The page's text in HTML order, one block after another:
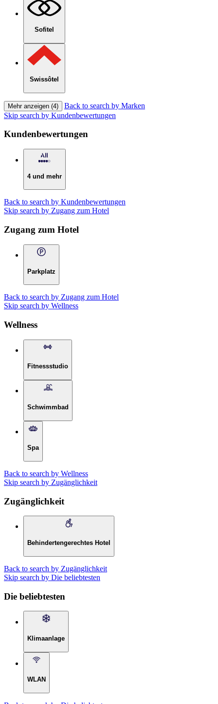
Sofitel
Swissôtel
Mehr anzeigen (4)
Back to search by Marken
Skip search by Kundenbewertungen
Kundenbewertungen
4 und mehr
Back to search by Kundenbewertungen
Skip search by Zugang zum Hotel
Zugang zum Hotel
Parkplatz
Back to search by Zugang zum Hotel
Skip search by Wellness
Wellness
Fitnessstudio
Schwimmbad
Spa
Back to search by Wellness
Skip search by Zugänglichkeit
Zugänglichkeit
Behindertengerechtes Hotel
Back to search by Zugänglichkeit
Skip search by Die beliebtesten
Die beliebtesten
Klimaanlage
WLAN